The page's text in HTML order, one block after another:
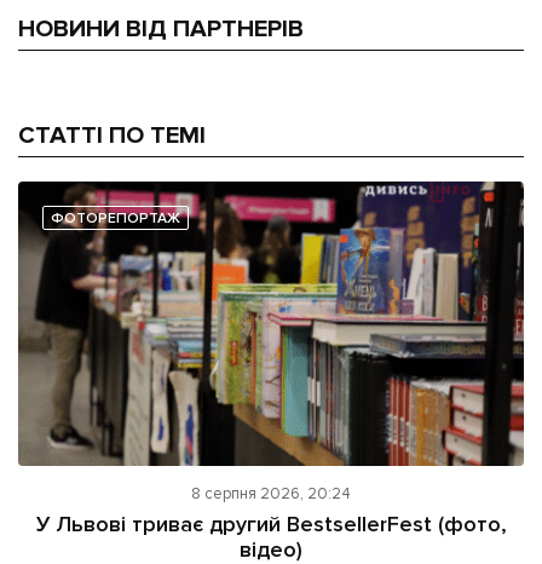
НОВИНИ ВІД ПАРТНЕРІВ
СТАТТІ ПО ТЕМІ
ФОТОРЕПОРТАЖ
8 серпня 2026, 20:24
У Львові триває другий BestsellerFest (фото,
відео)